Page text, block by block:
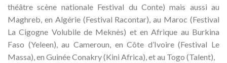
théâtre scène nationale Festival du Conte) mais aussi au
Maghreb, en Algérie (Festival Racontar), au Maroc (Festival
La Cigogne Volubile de Meknès) et en Afrique au Burkina
Faso (Yeleen), au Cameroun, en Côte d’Ivoire (Festival Le
Massa), en Guinée Conakry (Kini Africa), et au Togo (Talent),